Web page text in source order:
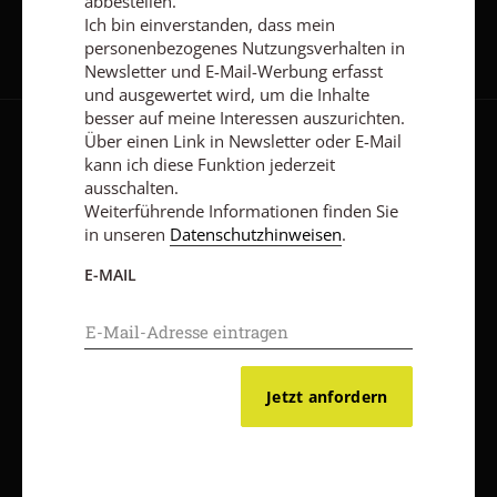
AGB und Widerrufsbelehrung Datenschutz Barrierefreiheit
Ich bin einverstanden, dass mein
personenbezogenes Nutzungsverhalten in
Newsletter und E-Mail-Werbung erfasst
und ausgewertet wird, um die Inhalte
besser auf meine Interessen auszurichten.
Über einen Link in Newsletter oder E-Mail
kann ich diese Funktion jederzeit
ausschalten.
Weiterführende Informationen finden Sie
in unseren Datenschutzhinweisen.
E-MAIL
Jetzt anfordern